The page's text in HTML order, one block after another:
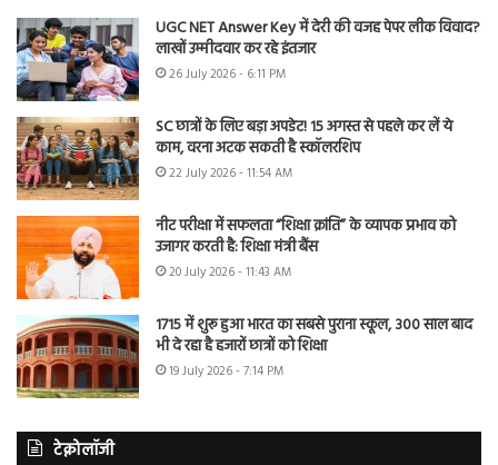
UGC NET Answer Key में देरी की वजह पेपर लीक विवाद?
लाखों उम्मीदवार कर रहे इंतजार
26 July 2026 - 6:11 PM
SC छात्रों के लिए बड़ा अपडेट! 15 अगस्त से पहले कर लें ये
काम, वरना अटक सकती है स्कॉलरशिप
22 July 2026 - 11:54 AM
नीट परीक्षा में सफलता “शिक्षा क्रांति” के व्यापक प्रभाव को
उजागर करती है: शिक्षा मंत्री बैंस
20 July 2026 - 11:43 AM
1715 में शुरू हुआ भारत का सबसे पुराना स्कूल, 300 साल बाद
भी दे रहा है हजारों छात्रों को शिक्षा
19 July 2026 - 7:14 PM
टेक्नोलॉजी